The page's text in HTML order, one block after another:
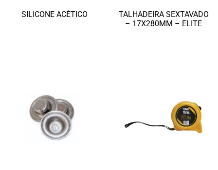
SILICONE ACÉTICO
TALHADEIRA SEXTAVADO
– 17X280MM – ELITE